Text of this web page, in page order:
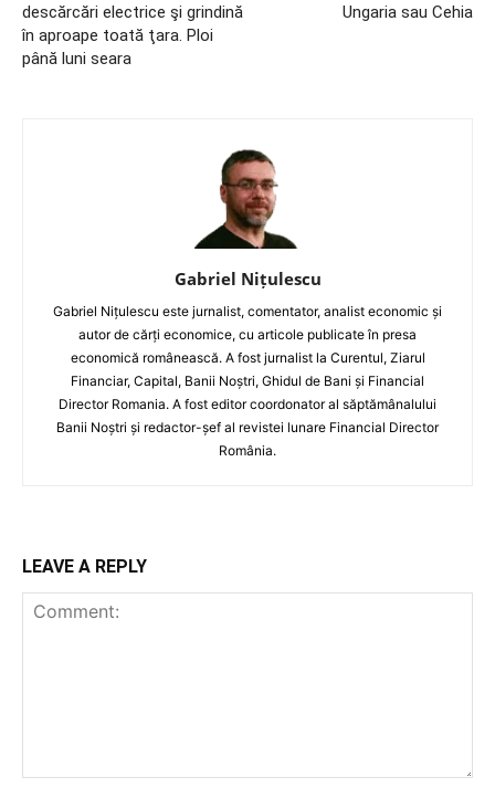
descărcări electrice şi grindină
în aproape toată ţara. Ploi
până luni seara
Ungaria sau Cehia
Gabriel Nițulescu
Gabriel Nițulescu este jurnalist, comentator, analist economic și
autor de cărți economice, cu articole publicate în presa
economică românească. A fost jurnalist la Curentul, Ziarul
Financiar, Capital, Banii Noștri, Ghidul de Bani și Financial
Director Romania. A fost editor coordonator al săptămânalului
Banii Noștri și redactor-șef al revistei lunare Financial Director
România.
LEAVE A REPLY